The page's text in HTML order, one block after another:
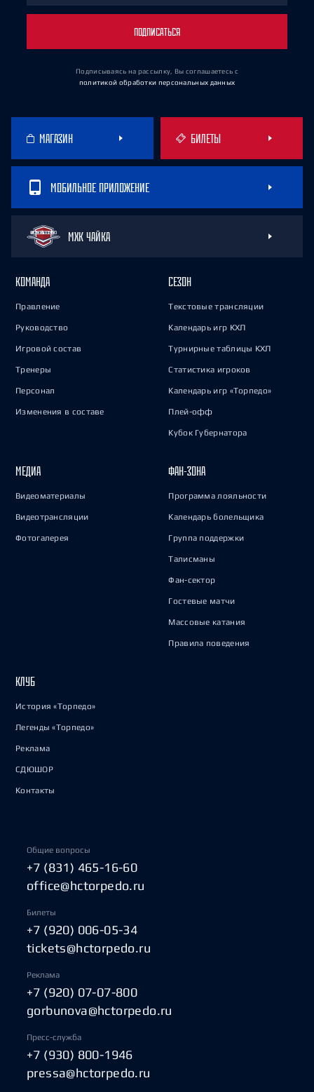
ПОДПИСАТЬСЯ
Подписываясь на рассылку, Вы соглашаетесь с
политикой обработки персональных данных
МАГАЗИН БИЛЕТЫ
МОБИЛЬНОЕ ПРИЛОЖЕНИЕ
МХК ЧАЙКА
КОМАНДА
Правление
Руководство
Игровой состав
Тренеры
Персонал
Изменения в составе
СЕЗОН
Текстовые трансляции
Календарь игр КХЛ
Турнирные таблицы КХЛ
Статистика игроков
Календарь игр «Торпедо»
Плей-офф
Кубок Губернатора
МЕДИА
Видеоматериалы
Видеотрансляции
Фотогалерея
ФАН-ЗОНА
Программа лояльности
Календарь болельщика
Группа поддержки
Талисманы
Фан-сектор
Гостевые матчи
Массовые катания
Правила поведения
КЛУБ
История «Торпедо»
Легенды «Торпедо»
Реклама
СДЮШОР
Контакты
Общие вопросы
+7 (831) 465-16-60
office@hctorpedo.ru
Билеты
+7 (920) 006-05-34
tickets@hctorpedo.ru
Реклама
+7 (920) 07-07-800
gorbunova@hctorpedo.ru
Пресс-служба
+7 (930) 800-1946
pressa@hctorpedo.ru